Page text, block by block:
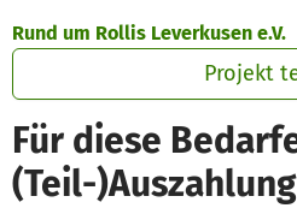
Rund um Rollis Leverkusen e.V.
Projekt
Für diese
(Teil-